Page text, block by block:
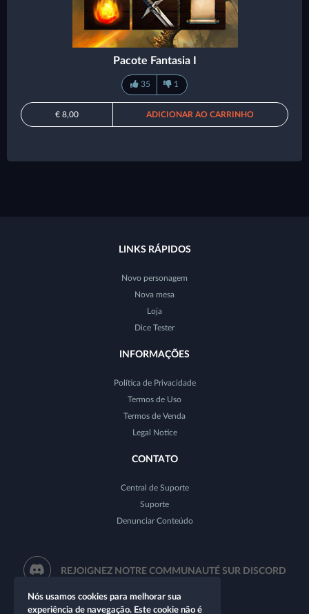
Pacote Fantasia I
35 1
€ 8,00 ADICIONAR AO CARRINHO
LINKS RÁPIDOS
Novo personagem
Nova mesa
Loja
Dice Tester
INFORMAÇÕES
Política de Privacidade
Termos de Uso
Termos de Venda
Legal Notice
CONTATO
Central de Suporte
Suporte
Denunciar Conteúdo
REJOIGNEZ NOTRE COMMUNAUTÉ SUR DISCORD
Nós usamos cookies para melhorar sua
experiência de navegação. Este cookie não é